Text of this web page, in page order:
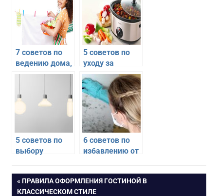
7 советов по
ведению дома,
которые
жизнь
5 советов по
уходу за
пароваркой
5 советов по
выбору
светильников
6 советов по
избавлению от
кухне
Навигация
ПРЕДЫДУЩАЯ
ЗАПИСЬ:
ПРАВИЛА ОФОРМЛЕНИЯ ГОСТИНОЙ В
КЛАССИЧЕСКОМ СТИЛЕ